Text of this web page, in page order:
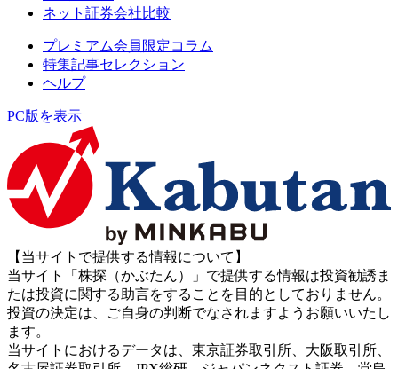
ネット証券会社比較
プレミアム会員限定コラム
特集記事セレクション
ヘルプ
PC版を表示
【当サイトで提供する情報について】
当サイト「株探（かぶたん）」で提供する情報は投資勧誘ま
たは投資に関する助言をすることを目的としておりません。
投資の決定は、ご自身の判断でなされますようお願いいたし
ます。
当サイトにおけるデータは、東京証券取引所、大阪取引所、